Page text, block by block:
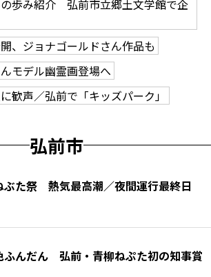
歩み紹介 弘前市立郷土文学館で企
、ジョナゴールドさん作品も
モデル幽霊画登場へ
声／弘前で「キッズパーク」
弘前市
ぶた祭 熱気最高潮／夜間運行最終日
ふんだん 弘前・青柳ねぷた初の知事賞